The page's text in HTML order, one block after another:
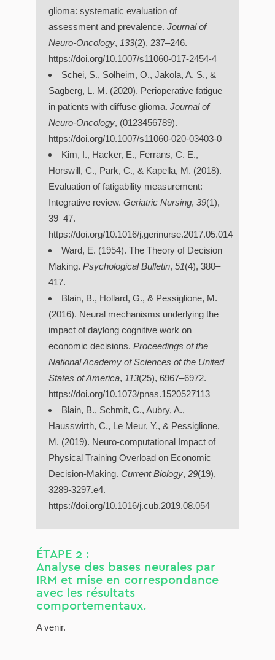
glioma: systematic evaluation of
assessment and prevalence. Journal of
Neuro-Oncology, 133(2), 237–246.
https://doi.org/10.1007/s11060-017-2454-4
Schei, S., Solheim, O., Jakola, A. S., &
Sagberg, L. M. (2020). Perioperative fatigue
in patients with diffuse glioma. Journal of
Neuro-Oncology, (0123456789).
https://doi.org/10.1007/s11060-020-03403-0
Kim, I., Hacker, E., Ferrans, C. E.,
Horswill, C., Park, C., & Kapella, M. (2018).
Evaluation of fatigability measurement:
Integrative review. Geriatric Nursing, 39(1),
39–47.
https://doi.org/10.1016/j.gerinurse.2017.05.014
Ward, E. (1954). The Theory of Decision
Making. Psychological Bulletin, 51(4), 380–
417.
Blain, B., Hollard, G., & Pessiglione, M.
(2016). Neural mechanisms underlying the
impact of daylong cognitive work on
economic decisions. Proceedings of the
National Academy of Sciences of the United
States of America, 113(25), 6967–6972.
https://doi.org/10.1073/pnas.1520527113
Blain, B., Schmit, C., Aubry, A.,
Hausswirth, C., Le Meur, Y., & Pessiglione,
M. (2019). Neuro-computational Impact of
Physical Training Overload on Economic
Decision-Making. Current Biology, 29(19),
3289-3297.e4.
https://doi.org/10.1016/j.cub.2019.08.054
ÉTAPE 2 :
Analyse des bases neurales par
IRM et mise en correspondance
avec les résultats
comportementaux.
A venir.